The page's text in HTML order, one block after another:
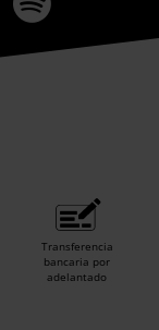
Transferencia
bancaria por
adelantado